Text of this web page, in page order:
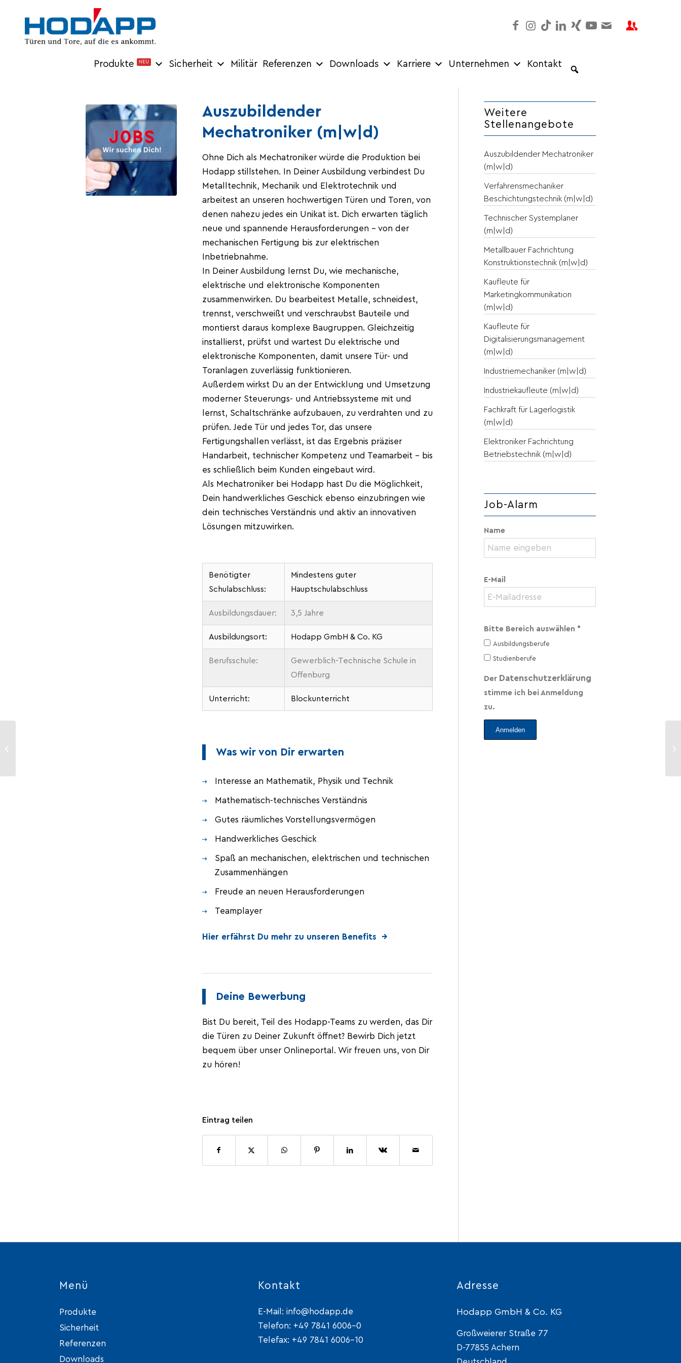
Produkte NEU Sicherheit Militär Referenzen Downloads Karriere Unternehmen Kontakt
Auszubildender
Mechatroniker (m|w|d)
Ohne Dich als Mechatroniker würde die Produktion bei
Hodapp stillstehen. In Deiner Ausbildung verbindest Du
Metalltechnik, Mechanik und Elektrotechnik und
arbeitest an unseren hochwertigen Türen und Toren, von
denen nahezu jedes ein Unikat ist. Dich erwarten täglich
neue und spannende Herausforderungen – von der
mechanischen Fertigung bis zur elektrischen
Inbetriebnahme.
In Deiner Ausbildung lernst Du, wie mechanische,
elektrische und elektronische Komponenten
zusammenwirken. Du bearbeitest Metalle, schneidest,
trennst, verschweißt und verschraubst Bauteile und
montierst daraus komplexe Baugruppen. Gleichzeitig
installierst, prüfst und wartest Du elektrische und
elektronische Komponenten, damit unsere Tür- und
Toranlagen zuverlässig funktionieren.
Außerdem wirkst Du an der Entwicklung und Umsetzung
moderner Steuerungs- und Antriebssysteme mit und
lernst, Schaltschränke aufzubauen, zu verdrahten und zu
prüfen. Jede Tür und jedes Tor, das unsere
Fertigungshallen verlässt, ist das Ergebnis präziser
Handarbeit, technischer Kompetenz und Teamarbeit – bis
es schließlich beim Kunden eingebaut wird.
Als Mechatroniker bei Hodapp hast Du die Möglichkeit,
Dein handwerkliches Geschick ebenso einzubringen wie
dein technisches Verständnis und aktiv an innovativen
Lösungen mitzuwirken.
Benötigter
Schulabschluss:
Mindestens guter
Hauptschulabschluss
Ausbildungsdauer: 3,5 Jahre
Ausbildungsort: Hodapp GmbH & Co. KG
Berufsschule:
Gewerblich-Technische Schule in
Offenburg
Unterricht: Blockunterricht
Was wir von Dir erwarten
Interesse an Mathematik, Physik und Technik
Mathematisch-technisches Verständnis
Gutes räumliches Vorstellungsvermögen
Handwerkliches Geschick
Spaß an mechanischen, elektrischen und technischen
Zusammenhängen
Freude an neuen Herausforderungen
Teamplayer
Hier erfährst Du mehr zu unseren Benefits →
Deine Bewerbung
Bist Du bereit, Teil des Hodapp-Teams zu werden, das Dir
die Türen zu Deiner Zukunft öffnet? Bewirb Dich jetzt
bequem über unser Onlineportal. Wir freuen uns, von Dir
zu hören!
Eintrag teilen
Weitere
Stellenangebote
Auszubildender Mechatroniker
(m|w|d)
Verfahrensmechaniker
Beschichtungstechnik (m|w|d)
Technischer Systemplaner
(m|w|d)
Metallbauer Fachrichtung
Konstruktionstechnik (m|w|d)
Kaufleute für
Marketingkommunikation
(m|w|d)
Kaufleute für
Digitalisierungsmanagement
(m|w|d)
Industriemechaniker (m|w|d)
Industriekaufleute (m|w|d)
Fachkraft für Lagerlogistik
(m|w|d)
Elektroniker Fachrichtung
Betriebstechnik (m|w|d)
Job-Alarm
Name
E-Mail
Bitte Bereich auswählen *
Ausbildungsberufe
Studienberufe
Der Datenschutzerklärung
stimme ich bei Anmeldung
zu.
Menü
Produkte
Sicherheit
Referenzen
Downloads
Kontakt
E-Mail:info@hodapp.de
Telefon: +49 7841 6006-0
Telefax: +49 7841 6006-10
Adresse
Hodapp GmbH & Co. KG
Großweierer Straße 77
D-77855 Achern